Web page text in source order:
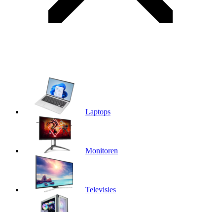
Laptops
Monitoren
Televisies